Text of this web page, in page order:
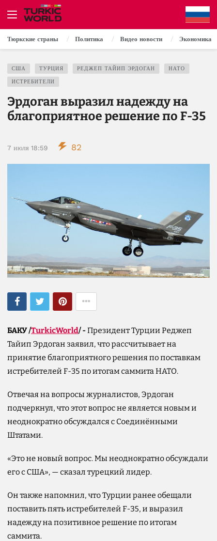
Тюркские страны Политика Видео новости Экономика
США ТУРЦИЯ РЕДЖЕП ТАЙИП ЭРДОГАН НАТО
ИСТРЕБИТЕЛИ
Эрдоган выразил надежду на
благоприятное решение по F-35
7 июля 18:59 82
БАКУ /TurkicWorld/ - Президент Турции Реджеп
Тайип Эрдоган заявил, что рассчитывает на
принятие благоприятного решения по поставкам
истребителей F-35 по итогам саммита НАТО.
Отвечая на вопросы журналистов, Эрдоган
подчеркнул, что этот вопрос не является новым и
неоднократно обсуждался с Соединёнными
Штатами.
«Это не новый вопрос. Мы неоднократно обсуждали
его с США», — сказал турецкий лидер.
Он также напомнил, что Турции ранее обещали
поставить пять истребителей F-35, и выразил
надежду на позитивное решение по итогам
саммита.